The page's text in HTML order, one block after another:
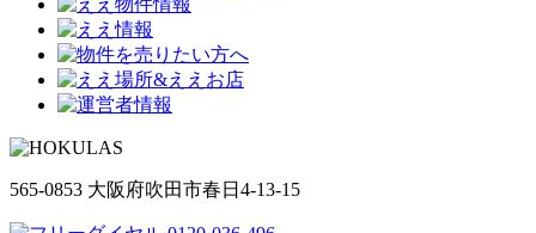
565-0853 大阪府吹田市春日4-13-15